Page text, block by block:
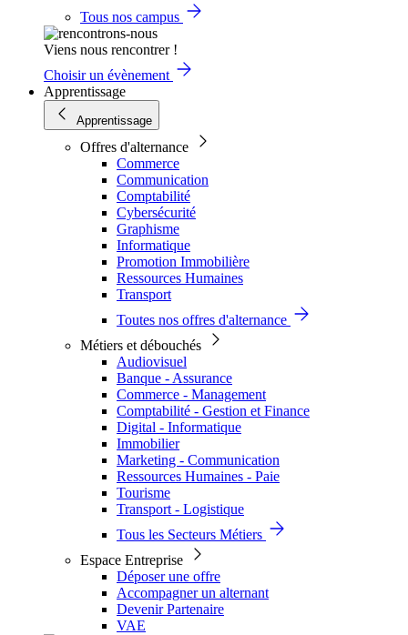
Tous nos campus
Viens nous rencontrer !
Choisir un évènement
Apprentissage
Apprentissage
Offres d'alternance
Commerce
Communication
Comptabilité
Cybersécurité
Graphisme
Informatique
Promotion Immobilière
Ressources Humaines
Transport
Toutes nos offres d'alternance
Métiers et débouchés
Audiovisuel
Banque - Assurance
Commerce - Management
Comptabilité - Gestion et Finance
Digital - Informatique
Immobilier
Marketing - Communication
Ressources Humaines - Paie
Tourisme
Transport - Logistique
Tous les Secteurs Métiers
Espace Entreprise
Déposer une offre
Accompagner un alternant
Devenir Partenaire
VAE